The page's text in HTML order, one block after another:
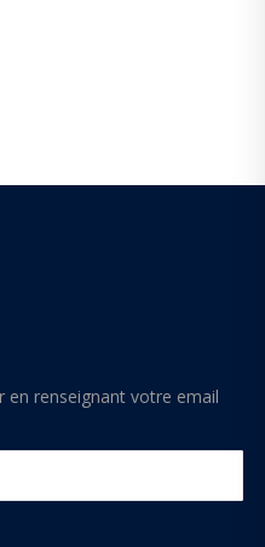
en renseignant votre email